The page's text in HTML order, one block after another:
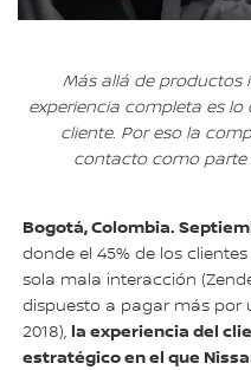
Más allá de productos
experiencia completa es
cliente. Por eso la
contacto como parte
Bogotá, Colombia.
donde el 45% de los
sola mala interacción
dispuesto a pagar más por
2018), la experiencia del
estratégico en el que